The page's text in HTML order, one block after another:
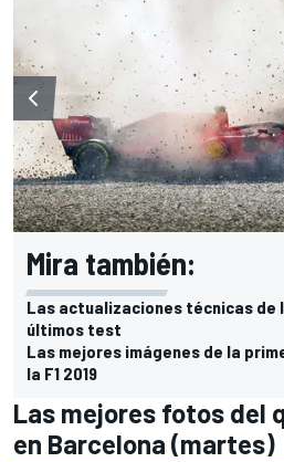
Mira también:
Las actualizaciones técnicas de
últimos test
Las mejores imágenes de la
la F1 2019
Las mejores fotos del
en Barcelona (martes)